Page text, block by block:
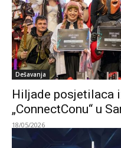
Dešavanja
Hiljade posjetilaca
„ConnectConu“ u
18/05/2026